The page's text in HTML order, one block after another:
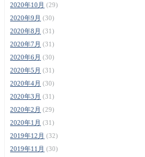
2020年10月 (29)
2020年9月 (30)
2020年8月 (31)
2020年7月 (31)
2020年6月 (30)
2020年5月 (31)
2020年4月 (30)
2020年3月 (31)
2020年2月 (29)
2020年1月 (31)
2019年12月 (32)
2019年11月 (30)